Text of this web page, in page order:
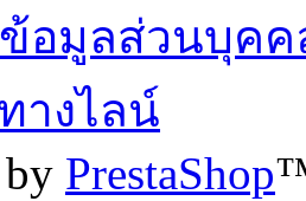
อมูลส่วนบุคค
างไลน์
PrestaShop